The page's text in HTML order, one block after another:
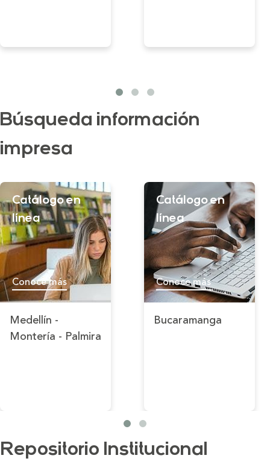
Búsqueda información
impresa
Catálogo en
línea
Conoce más
Medellín -
Montería - Palmira
Catálogo en
línea
Conoce más
Bucaramanga
Repositorio Institucional